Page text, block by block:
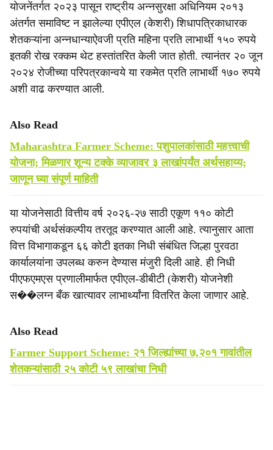
योजनेंतर्गत २०२३ पासून राष्ट्रीय अन्नसुरक्षा अधिनियम २०१३
अंतर्गत समाविष्ट न झालेल्या एपीएल (केशरी) शिधापत्रिकाधारक
शेतकऱ्यांना अन्नधान्याऐवजी प्रति महिना प्रति लाभार्थी १५० रुपये
इतकी रोख रक्कम थेट हस्तांतरित केली जात होती. त्यानंतर २० जून
२०२४ रोजीच्या परिपत्रकान्वये या रकमेत प्रति लाभार्थी १७० रुपये
अशी वाढ करण्यात आली.
Also Read
Maharashtra Farmer Scheme: पशुपालकांसाठी महत्त्वाची
योजना; मिळणार शून्य टक्के व्याजावर ३ लाखांपर्यंत अर्थसहाय्य;
जाणून घ्या संपूर्ण माहिती
या योजनेसाठी वित्तीय वर्ष २०२६-२७ साठी एकूण ११० कोटी
रुपयांची अर्थसंकल्पीय तरतूद करण्यात आली आहे. त्यानुसार आता
वित्त विभागाकडून ६६ कोटी इतका निधी संबंधित जिल्हा पुरवठा
कार्यालयांना उपलब्ध करुन देण्यास मंजुरी दिली आहे. ही निधी
पीएफएमएस प्रणालीमार्फत एपीएल-डीबीटी (केशरी) योजनेशी
स��लग्न बँक खात्यावर लाभार्थ्यांना वितरित केला जाणार आहे.
Also Read
Farmer Support Scheme: २१ जिल्ह्यांच्या ७,२०१ गावांतील
शेतकऱ्यांसाठी २५ कोटी ५९ लाखांचा निधी